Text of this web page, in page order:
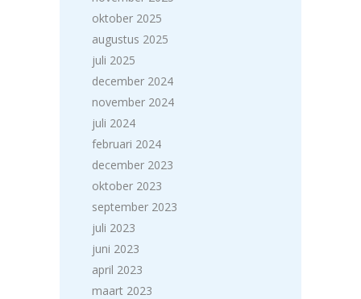
oktober 2025
augustus 2025
juli 2025
december 2024
november 2024
juli 2024
februari 2024
december 2023
oktober 2023
september 2023
juli 2023
juni 2023
april 2023
maart 2023